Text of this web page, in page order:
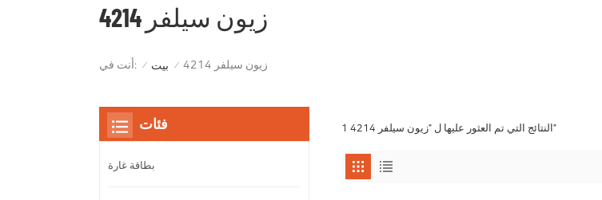
زيون سيلفر 4214
أنت في: / بيت / زيون سيلفر 4214
1 النتائج التي تم العثور عليها ل "زيون سيلفر 4214" فئات
بطاقة غارة